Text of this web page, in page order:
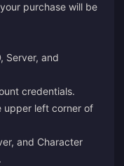
purchase will be
Server, and
credentials.
upper left corner of
and Character